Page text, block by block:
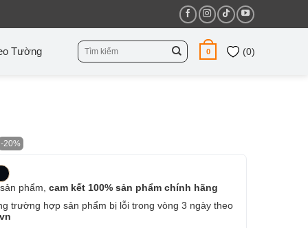
Tường
Tìm
kiếm:
0 (0)
-20%
phẩm, cam kết 100% sản phẩm chính hãng
trường hợp sản phẩm bị lỗi trong vòng 3 ngày theo